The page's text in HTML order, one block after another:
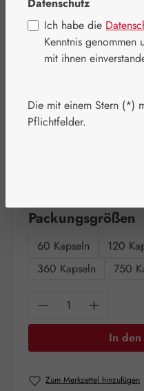
Regulärer Preis:
179,70 €
Inhalt:0.036 Kilogramm
Packungsgrößen
60 Kapseln 120
360 Kapseln
750
Produkt
In
Zum Merkzettel hinzufügen
Ich habe die
Kenntnis genommen
mit ihnen
Die mit einem Stern (*)
Pflichtfelder.